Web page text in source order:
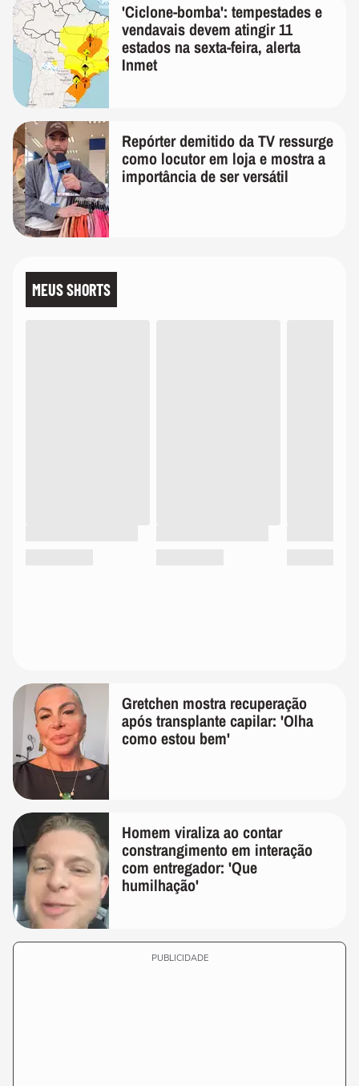
'Ciclone-bomba': tempestades e
vendavais devem atingir 11
estados na sexta-feira, alerta
Inmet
Repórter demitido da TV ressurge
como locutor em loja e mostra a
importância de ser versátil
MEUS SHORTS
Gretchen mostra recuperação
após transplante capilar: 'Olha
como estou bem'
Homem viraliza ao contar
constrangimento em interação
com entregador: 'Que
humilhação'
PUBLICIDADE